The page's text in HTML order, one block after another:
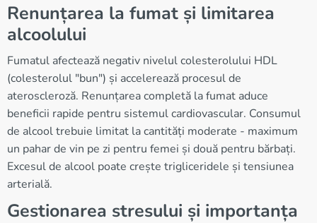
Renunțarea la fumat și limitarea
alcoolului
Fumatul afectează negativ nivelul colesterolului HDL
(colesterolul "bun") și accelerează procesul de
ateroscleroză. Renunțarea completă la fumat aduce
beneficii rapide pentru sistemul cardiovascular. Consumul
de alcool trebuie limitat la cantități moderate - maximum
un pahar de vin pe zi pentru femei și două pentru bărbați.
Excesul de alcool poate crește trigliceridele și tensiunea
arterială.
Gestionarea stresului și importanța